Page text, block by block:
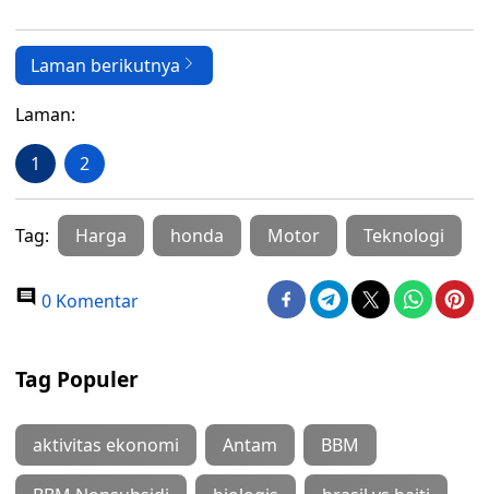
Laman berikutnya
Laman:
1 2
Tag: Harga honda Motor Teknologi
0 Komentar
Tag Populer
aktivitas ekonomi Antam BBM